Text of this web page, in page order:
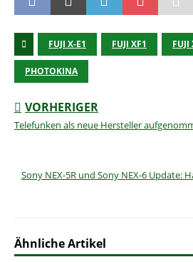
FUJI X-E1 FUJI XF1 FUJI
PHOTOKINA
VORHERIGER
Telefunken als neue Hersteller
Sony NEX-5R und Sony NEX-6 Update:
Ähnliche Artikel